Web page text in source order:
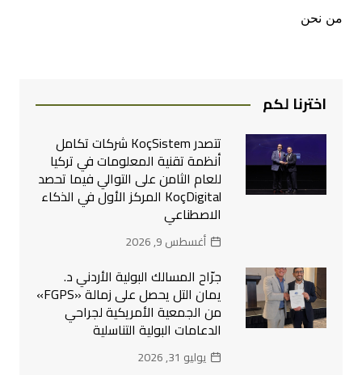
من نحن
اخترنا لكم
تتصدر KoçSistem شركات تكامل
أنظمة تقنية المعلومات في تركيا
للعام الثامن على التوالي فيما تحصد
KoçDigital المركز الأول في الذكاء
الاصطناعي
أغسطس 9, 2026
جرّاح المسالك البولية الأردني د.
يمان التل يحصل على زمالة «FGPS»
من الجمعية الأمريكية لجراحي
الدعامات البولية التناسلية
يوليو 31, 2026